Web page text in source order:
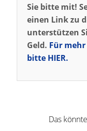
Sie bitte mit!
einen Link zu
unterstützen
Geld. Für
bitte HIER.
Das